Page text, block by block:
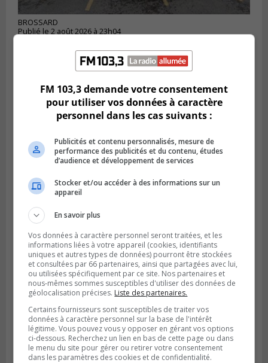
BROSSARD
Publié le 2 août 2026 à 23h04
GREENFIELD PARK
Publié le 31 juillet 2026 à 16h45
Des firmes de Longueuil vont participer
aux méga-travaux de l’hôpital Charles-
Le Moyne
FM 103,3 demande votre consentement
pour utiliser vos données à caractère
personnel dans les cas suivants :
Publicités et contenu personnalisés, mesure de
performance des publicités et du contenu, études
d’audience et développement de services
Stocker et/ou accéder à des informations sur un
appareil
En savoir plus
Vos données à caractère personnel seront traitées, et les
informations liées à votre appareil (cookies, identifiants
uniques et autres types de données) pourront être stockées
et consultées par 66 partenaires, ainsi que partagées avec lui,
ou utilisées spécifiquement par ce site. Nos partenaires et
nous-mêmes sommes susceptibles d'utiliser des données de
géolocalisation précises. Liste des partenaires.
Certains fournisseurs sont susceptibles de traiter vos
données à caractère personnel sur la base de l'intérêt
légitime. Vous pouvez vous y opposer en gérant vos options
ci-dessous. Recherchez un lien en bas de cette page ou dans
le menu du site pour gérer ou retirer votre consentement
dans les paramètres des cookies et de confidentialité.